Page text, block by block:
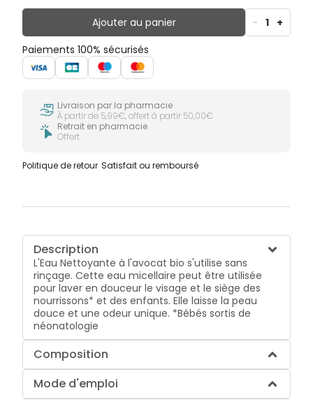
Ajouter au panier - 1 +
Paiements 100% sécurisés
Livraison par la pharmacie
À partir de 5,99€, offert à partir 50,00€
Retrait en pharmacie
Offert
Politique de retour Satisfait ou remboursé
Description
L'Eau Nettoyante à l'avocat bio s'utilise sans
rinçage. Cette eau micellaire peut être utilisée
pour laver en douceur le visage et le siège des
nourrissons* et des enfants. Elle laisse la peau
douce et une odeur unique. *Bébés sortis de
néonatologie
Composition
Mode d'emploi